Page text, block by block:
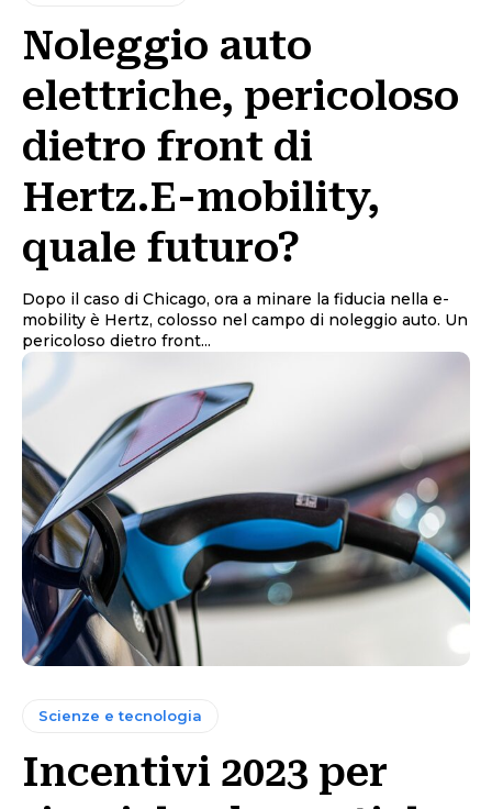
Noleggio auto
elettriche, pericoloso
dietro front di
Hertz.E-mobility,
quale futuro?
Dopo il caso di Chicago, ora a minare la fiducia nella e-
mobility è Hertz, colosso nel campo di noleggio auto. Un
pericoloso dietro front...
Scienze e tecnologia
Incentivi 2023 per